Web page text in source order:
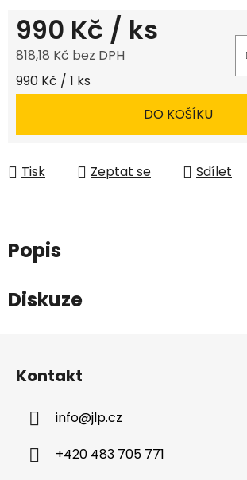
990 Kč / ks
818,18 Kč bez DPH
Měrná cena:
990 Kč / 1 ks
DO KOŠÍKU
Tisk Zeptat se Sdílet
Popis
Diskuze
Kontakt
info@jlp.cz
+420 483 705 771